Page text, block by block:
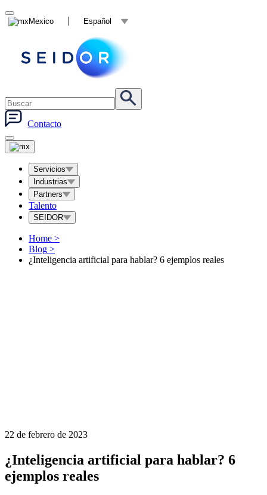
Mexico Español
Contacto
Servicios
Industrias
Partners
Talento
SEIDOR
Home >
Blog >
¿Inteligencia artificial para hablar? 6 ejemplos reales
22 de febrero de 2023
¿Inteligencia artificial para hablar? 6
ejemplos reales